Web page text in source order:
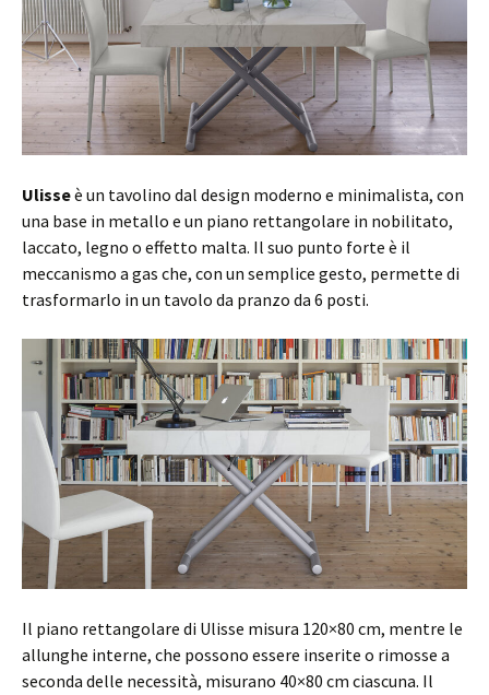
Ulisseè un tavolino dal design moderno e minimalista, con
una base in metallo e un piano rettangolare in nobilitato,
laccato, legno o effetto malta. Il suo punto forte è il
meccanismo a gas che, con un semplice gesto, permette di
trasformarlo in un tavolo da pranzo da 6 posti.
Il piano rettangolare di Ulisse misura 120×80 cm, mentre le
allunghe interne, che possono essere inserite o rimosse a
seconda delle necessità, misurano 40×80 cm ciascuna. Il